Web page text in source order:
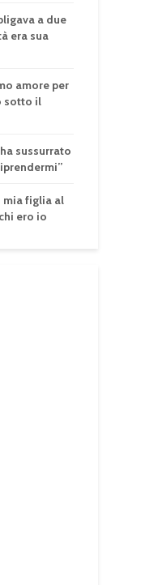
a due
era sua
amore per
sotto il
sussurrato
mia figlia al
ero io